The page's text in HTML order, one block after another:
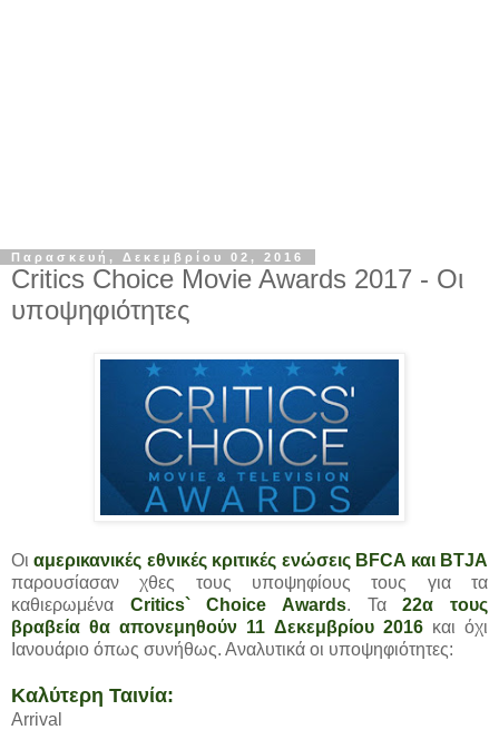
Παρασκευή, Δεκεμβρίου 02, 2016
Critics Choice Movie Awards 2017 - Οι
υποψηφιότητες
Οιαμερικανικές εθνικές κριτικές ενώσεις BFCA και BTJA
παρουσίασαν χθες τους υποψηφίους τους για τα
καθιερωμένα Critics` Choice Awards. Τα22α τους
βραβεία θα απονεμηθούν 11 Δεκεμβρίου 2016και όχι
Ιανουάριο όπως συνήθως. Αναλυτικά οι υποψηφιότητες:
Καλύτερη Ταινία:
Arrival